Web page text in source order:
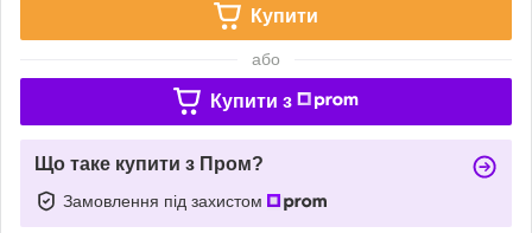
Купити
або
Купити з
Що таке купити з Пром?
Замовлення під захистом